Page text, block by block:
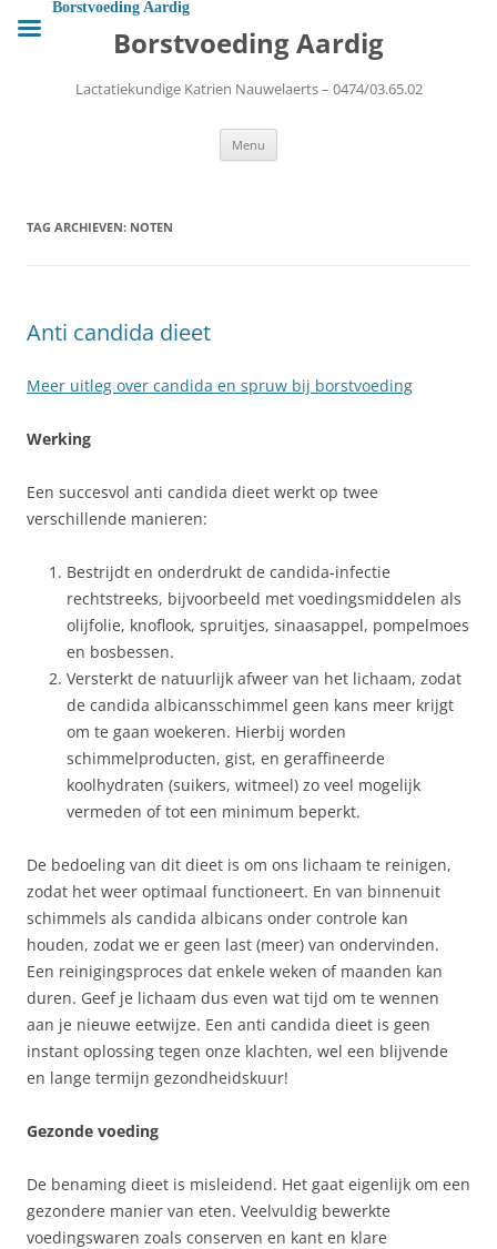
naar
de Borstvoeding Aardig
Lactatiekundige Katrien Nauwelaerts – 0474/03.65.02
Menu
TAG ARCHIEVEN: NOTEN
Anti candida dieet
Meer uitleg over candida en spruw bij borstvoeding
Werking
Een succesvol anti candida dieet werkt op twee
verschillende manieren:
Bestrijdt en onderdrukt de candida-infectie
rechtstreeks, bijvoorbeeld met voedingsmiddelen als
olijfolie, knoflook, spruitjes, sinaasappel, pompelmoes
en bosbessen.
Versterkt de natuurlijk afweer van het lichaam, zodat
de candida albicansschimmel geen kans meer krijgt
om te gaan woekeren. Hierbij worden
schimmelproducten, gist, en geraffineerde
koolhydraten (suikers, witmeel) zo veel mogelijk
vermeden of tot een minimum beperkt.
De bedoeling van dit dieet is om ons lichaam te reinigen,
zodat het weer optimaal functioneert. En van binnenuit
schimmels als candida albicans onder controle kan
houden, zodat we er geen last (meer) van ondervinden.
Een reinigingsproces dat enkele weken of maanden kan
duren. Geef je lichaam dus even wat tijd om te wennen
aan je nieuwe eetwijze. Een anti candida dieet is geen
instant oplossing tegen onze klachten, wel een blijvende
en lange termijn gezondheidskuur!
Gezonde voeding
De benaming dieet is misleidend. Het gaat eigenlijk om een
gezondere manier van eten. Veelvuldig bewerkte
voedingswaren zoals conserven en kant en klare
Borstvoeding Aardig